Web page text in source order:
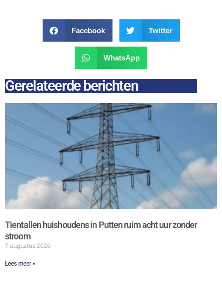
Facebook Twitter
WhatsApp
Gerelateerde berichten
Tientallen huishoudens in Putten ruim acht uur zonder
stroom
7 augustus 2026
Lees meer »